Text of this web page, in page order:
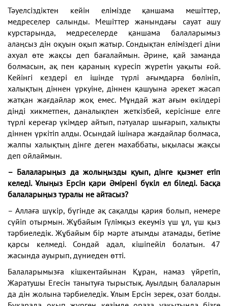
Тәуелсіздіктен кейін елімізде қаншама мешіттер,
медреселер салынды. Мешіттер жанындағы сауат ашу
курстарында, медреселерде қаншама балаларымыз
алаңсыз дін оқуын оқып жатыр. Сондықтан еліміздегі діни
ахуал өте жақсы деп бағалаймын. Әрине, қай заманда
болмасын, ақ пен қараның күресіп жүретін уақыты ғой.
Кейінгі кездері ел ішінде түрлі ағымдарға бөлініп,
халықтың діннен үркуіне, діннен қашуына әрекет жасап
жатқан жағдайлар жоқ емес. Мұндай жат ағым өкілдері
дінді хикметпен, даналықпен жеткізбей, керісінше елге
түрлі кереғар үкімдер айтып, пәтуалар шығарып, халықты
діннен үркітіп алды. Осындай ішінара жағдайлар болмаса,
жалпы халықтың дінге деген махаббаты, ықыласы жақсы
деп ойлаймын.
– Балаларыңыз да жолыңызды қуып, дінге қызмет етіп
келеді. Ұлыңыз Ерсін қари Әмірені бүкіл ел біледі. Басқа
балаларыңыз туралы не айтасыз?
– Аллаға шүкір, бүгінде ақ сақалды қария болып, немере
сүйіп отырмын. Жұбайым Гүлімқыз екеуміз үш ұл, үш қыз
тәрбиеледік. Жұбайым бір мәрте атымды атамады, бетіме
қарсы келмеді. Сондай адал, кішіпейіл болатын. 47
жасында ауырып, дүниеден өтті.
Балаларымызға кішкентайынан Құран, намаз үйретіп,
Жаратушы Егесін танытуға тырыстық. Ауылдың балаларын
да дін жолына тәрбиеледік. Ұлым Ерсін зерек, озат болды.